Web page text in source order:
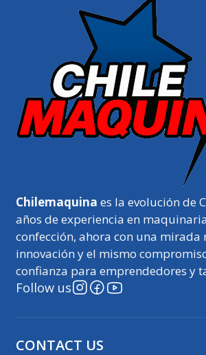
Chilemaquina es la evolución de
años de experiencia en
confección, ahora con una mirada
innovación y el mismo
confianza para emprendedores y
Follow us
CONTACT US